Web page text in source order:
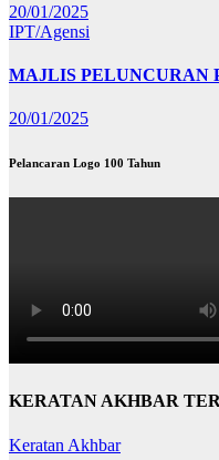
20/01/2025
IPT/Agensi
MAJLIS PELUNCURAN
20/01/2025
Pelancaran Logo 100 Tahun
KERATAN AKHBAR
Keratan Akhbar